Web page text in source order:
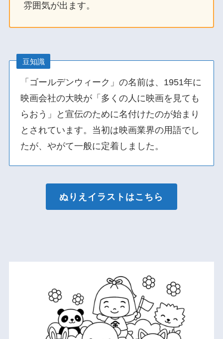
雰囲気が出ます。
豆知識
「ゴールデンウィーク」の名前は、1951年に
映画会社の大映が「多くの人に映画を見ても
らおう」と宣伝のために名付けたのが始まり
とされています。当初は映画業界の用語でし
たが、やがて一般に定着しました。
ぬりえイラストはこちら